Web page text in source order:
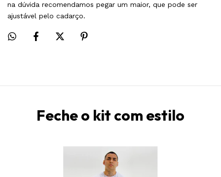
na dúvida recomendamos pegar um maior, que pode ser
ajustável pelo cadarço.
Feche o kit com estilo